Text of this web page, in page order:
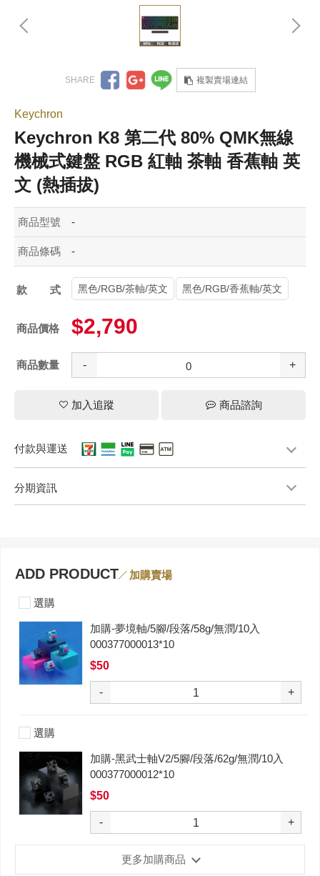
複製賣場連結
Keychron
Keychron K8 第二代 80% QMK無線
機械式鍵盤 RGB 紅軸 茶軸 香蕉軸 英
文 (熱插拔)
商品型號 -
商品條碼 -
款式黑色/RGB/茶軸/英文 黑色/RGB/香蕉軸/英文
商品價格 $2,790
商品數量 - +
加入追蹤 商品諮詢
付款與運送
分期資訊
ADD PRODUCT 加購賣場
選購
加購-夢境軸/5腳/段落/58g/無潤/10入
000377000013*10
$50
- +
選購
加購-黑武士軸V2/5腳/段落/62g/無潤/10入
000377000012*10
$50
- +
更多加購商品